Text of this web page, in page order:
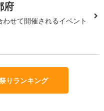
府
せて開催されるイベント
りランキング